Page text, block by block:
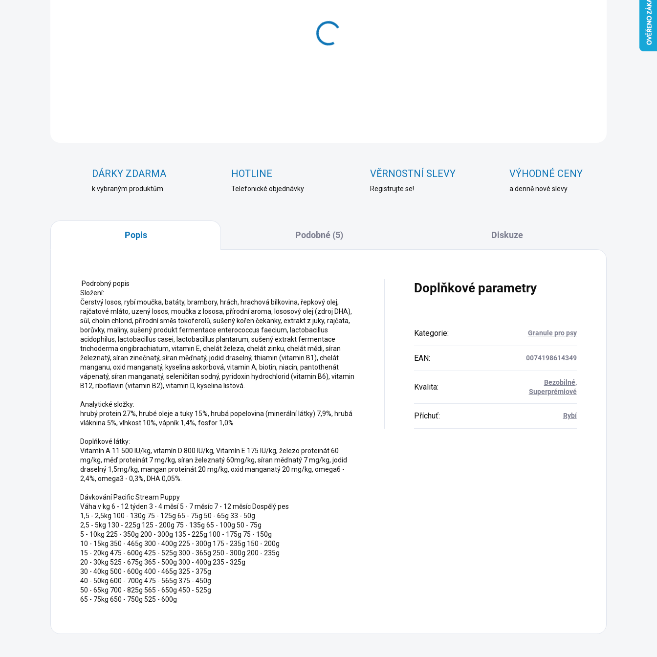
DÁRKY ZDARMA
k vybraným produktům
HOTLINE
Telefonické objednávky
VĚRNOSTNÍ SLEVY
Registrujte se!
VÝHODNÉ CENY
a denně nové slevy
Popis Podobné (5) Diskuze
Podrobný popis
Složení:
Čerstvý losos, rybí moučka, batáty, brambory, hrách, hrachová bílkovina, řepkový olej,
rajčatové mláto, uzený losos, moučka z lososa, přírodní aroma, lososový olej (zdroj DHA),
sůl, cholin chlorid, přírodní směs tokoferolů, sušený kořen čekanky, extrakt z juky, rajčata,
borůvky, maliny, sušený produkt fermentace enterococcus faecium, lactobacillus
acidophilus, lactobacillus casei, lactobacillus plantarum, sušený extrakt fermentace
trichoderma ongibrachiatum, vitamin E, chelát železa, chelát zinku, chelát mědi, síran
železnatý, síran zinečnatý, síran měďnatý, jodid draselný, thiamin (vitamin B1), chelát
manganu, oxid manganatý, kyselina askorbová, vitamin A, biotin, niacin, pantothenát
vápenatý, síran manganatý, seleničitan sodný, pyridoxin hydrochlorid (vitamin B6), vitamin
B12, riboflavin (vitamin B2), vitamin D, kyselina listová.
Analytické složky:
hrubý protein 27%, hrubé oleje a tuky 15%, hrubá popelovina (minerální látky) 7,9%, hrubá
vláknina 5%, vlhkost 10%, vápník 1,4%, fosfor 1,0%
Doplňkové látky:
Vitamín A 11 500 IU/kg, vitamín D 800 IU/kg, Vitamín E 175 IU/kg, železo proteinát 60
mg/kg, měď proteinát 7 mg/kg, síran železnatý 60mg/kg, síran měďnatý 7 mg/kg, jodid
draselný 1,5mg/kg, mangan proteinát 20 mg/kg, oxid manganatý 20 mg/kg, omega6 -
2,4%, omega3 - 0,3%, DHA 0,05%.
Dávkování Pacific Stream Puppy
Váha v kg 6 - 12 týden 3 - 4 měsí 5 - 7 měsíc 7 - 12 měsíc Dospělý pes
1,5 - 2,5kg 100 - 130g 75 - 125g 65 - 75g 50 - 65g 33 - 50g
2,5 - 5kg 130 - 225g 125 - 200g 75 - 135g 65 - 100g 50 - 75g
5 - 10kg 225 - 350g 200 - 300g 135 - 225g 100 - 175g 75 - 150g
10 - 15kg 350 - 465g 300 - 400g 225 - 300g 175 - 235g 150 - 200g
15 - 20kg 475 - 600g 425 - 525g 300 - 365g 250 - 300g 200 - 235g
20 - 30kg 525 - 675g 365 - 500g 300 - 400g 235 - 325g
30 - 40kg 500 - 600g 400 - 465g 325 - 375g
40 - 50kg 600 - 700g 475 - 565g 375 - 450g
50 - 65kg 700 - 825g 565 - 650g 450 - 525g
65 - 75kg 650 - 750g 525 - 600g
Doplňkové parametry
Kategorie: Granule pro psy
EAN: 0074198614349
Kvalita: Bezobilné,
Superprémiové
Příchuť: Rybí